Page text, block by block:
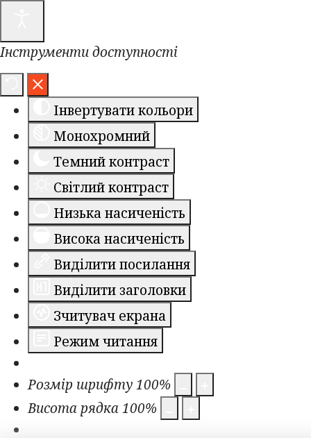
Інструменти доступності
Інвертувати кольори
Монохромний
Темний контраст
Світлий контраст
Низька насиченість
Висока насиченість
Виділити посилання
Виділити заголовки
Зчитувач екрана
Режим читання
Розмір шрифту100%
Висота рядка100%